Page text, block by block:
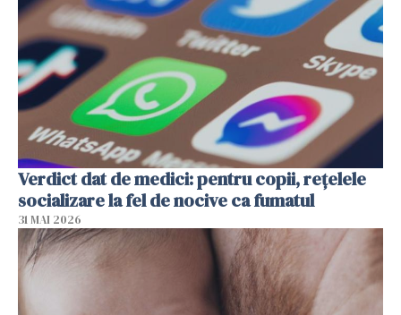
Verdict dat de medici: pentru copii, rețelele
socializare la fel de nocive ca fumatul
31 MAI 2026